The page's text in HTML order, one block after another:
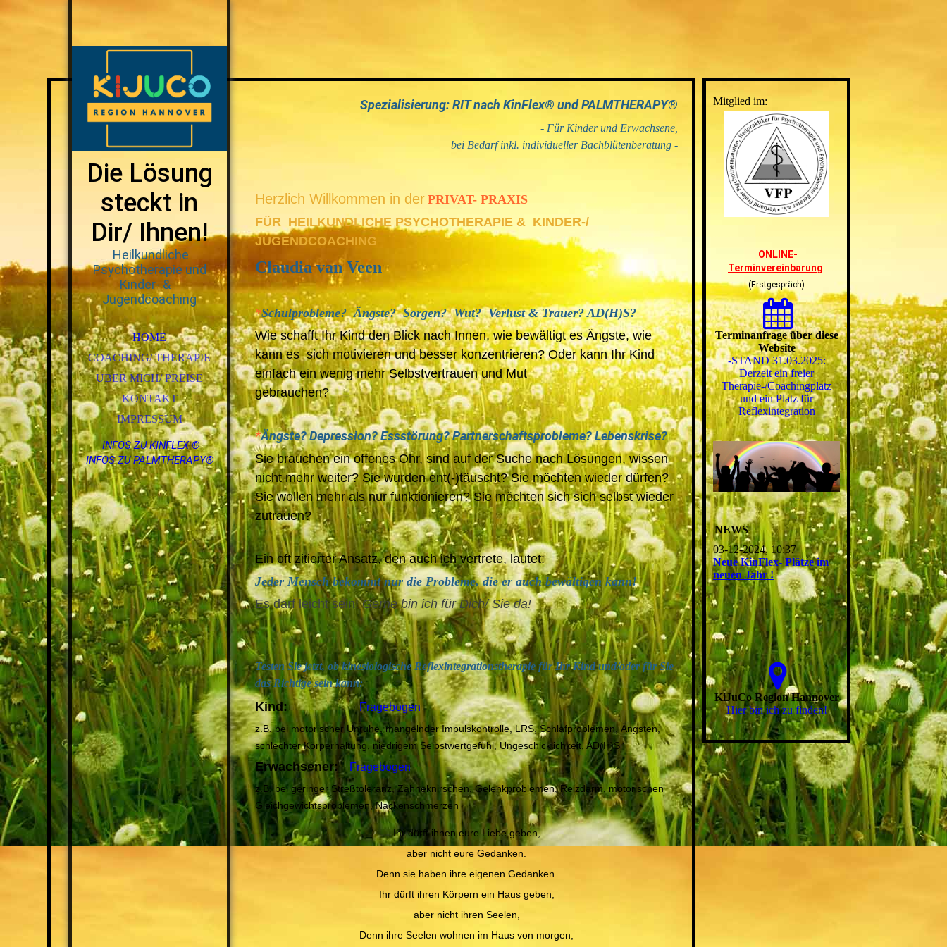
Die Lösung
steckt in
Dir/ Ihnen!
Heilkundliche
Psychotherapie und
Kinder- &
Jugendcoaching
HOME
COACHING/ THERAPIE
ÜBER MICH/ PREISE
KONTAKT
IMPRESSUM
INFOS ZU KINFLEX ®
INFOS ZU PALMTHERAPY®
Spezialisierung: RIT nach KinFlex® und PALMTHERAPY®
- Für Kinder und Erwachsene,
bei Bedarf inkl. individueller Bachblütenberatung -
Herzlich Willkommen in der PRIVAT- PRAXIS
FÜR HEILKUNDLICHE PSYCHOTHERAPIE & KINDER-/
JUGENDCOACHING
Claudia van Veen
*Schulprobleme? Ängste? Sorgen? Wut? Verlust & Trauer? AD(H)S?
Wie schafft Ihr Kind den Blick nach Innen, wie bewältigt es Ängste, wie
kann es sich motivieren und besser konzentrieren? Oder kann Ihr Kind
einfach ein wenig mehr Selbstvertrauen und Mut
gebrauchen?
*Ängste? Depression? Essstörung? Partnerschaftsprobleme?Lebenskrise?
Sie brauchen ein offenes Ohr,sind auf der Suche nach Lösungen,wissen
nicht mehr weiter? Sie wurden ent(-)täuscht? Sie möchten wieder dürfen?
Sie wollen mehr als nurfunktionieren? Sie möchten sichsich selbst wieder
zutrauen?
Ein oft zitierter Ansatz, den auch ich vertrete, lautet:
Jeder Mensch bekommt nur die Probleme, die er auch bewältigen kann!
Es darf leicht sein!Gerne bin ich für Dich/ Sie da!
Testen Sie jetzt, ob kinesiologische Reflexintegrationstherapie für Ihr Kind und/oder für Sie
das Richtige sein kann:
Kind: Fragebogen
z.B. bei motorischer Unruhe, mangelnder Impulskontrolle, LRS, Schlafproblemen, Ängsten,
schlechter Körperhaltung, niedrigem Selbstwertgefühl, Ungeschicklichkeit, AD(H)S
Erwachsener: Fragebogen
z.B. bei geringer Streßtoleranz, Zähneknirschen, Gelenkproblemen, Reizdarm, motorischen
Gleichgewichtsproblemen, Nackenschmerzen
Ihr dürft ihnen eure Liebe geben,
aber nicht eure Gedanken.
Denn sie haben ihre eigenen Gedanken.
Ihr dürft ihren Körpern ein Haus geben,
aber nicht ihren Seelen,
Denn ihre Seelen wohnen im Haus von morgen,
Mitglied im:
ONLINE-
Terminvereinbarung
(Erstgespräch)
Terminanfrage über diese
Website
-STAND 31.03.2025:
Derzeit ein freier
Therapie-/Coachingplatz
und ein Platz für
Reflexintegration
NEWS
03-12-2024, 10:37
Neue KinFlex- Plätze im
neuen Jahr !
KiJuCo Region Hannover
Hier bin ich zu finden!